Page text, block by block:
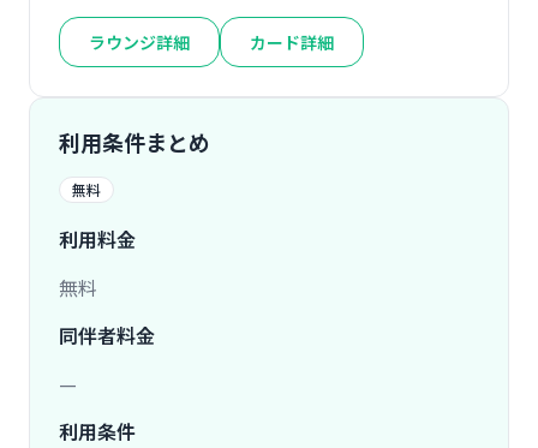
ラウンジ詳細 カード詳細
利用条件まとめ
無料
利用料金
無料
同伴者料金
—
利用条件